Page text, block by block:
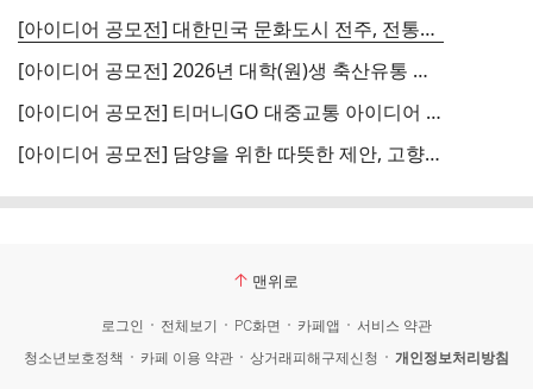
[아이디어 공모전] 대한민국 문화도시 전주, 전통문화기반 아트앤테크 프로젝트 공모
[아이디어 공모전] 2026년 대학(원)생 축산유통 아이디어 경진대회
[아이디어 공모전] 티머니GO 대중교통 아이디어 공모전
[아이디어 공모전] 담양을 위한 따뜻한 제안, 고향사랑기금사업 아이디어 공모
맨위로
로그인 전체보기 PC화면 카페앱
서비스 약관
청소년보호정책
카페 이용 약관 상거래피해구제신청 개인정보처리방침